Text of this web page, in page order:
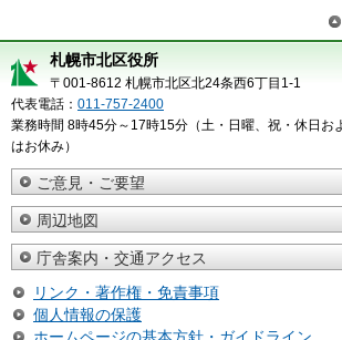
札幌市北区役所
〒001-8612 札幌市北区北24条西6丁目1-1
代表電話： 011-757-2400
業務時間 8時45分～17時15分（土・日曜、祝・休日お
はお休み）
ご意見・ご要望
周辺地図
庁舎案内・交通アクセス
リンク・著作権・免責事項
個人情報の保護